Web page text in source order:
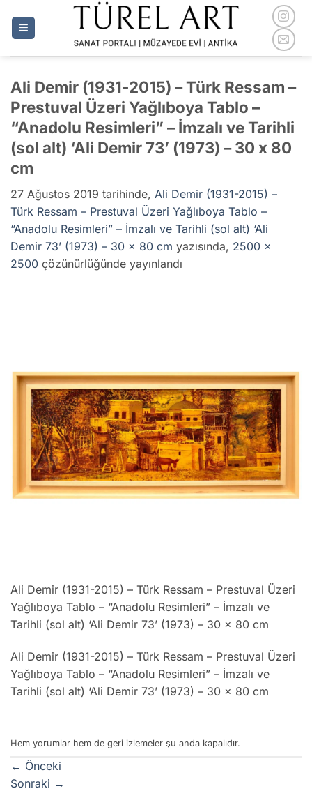
Ali Demir (1931-2015) – Türk Ressam –
Prestuval Üzeri Yağlıboya Tablo –
“Anadolu Resimleri” – İmzalı ve Tarihli
(sol alt) ‘Ali Demir 73’ (1973) – 30 x 80
cm
27 Ağustos 2019 tarihinde, Ali Demir (1931-2015) –
Türk Ressam – Prestuval Üzeri Yağlıboya Tablo –
“Anadolu Resimleri” – İmzalı ve Tarihli (sol alt) ‘Ali
Demir 73’ (1973) – 30 x 80 cm yazısında, 2500 ×
2500 çözünürlüğünde yayınlandı
Ali Demir (1931-2015) – Türk Ressam – Prestuval Üzeri
Yağlıboya Tablo – “Anadolu Resimleri” – İmzalı ve
Tarihli (sol alt) ‘Ali Demir 73’ (1973) – 30 x 80 cm
Ali Demir (1931-2015) – Türk Ressam – Prestuval Üzeri
Yağlıboya Tablo – “Anadolu Resimleri” – İmzalı ve
Tarihli (sol alt) ‘Ali Demir 73’ (1973) – 30 x 80 cm
Hem yorumlar hem de geri izlemeler şu anda kapalıdır.
← Önceki
Sonraki →